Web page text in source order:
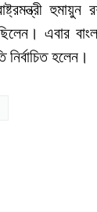
এবার
হলেন।